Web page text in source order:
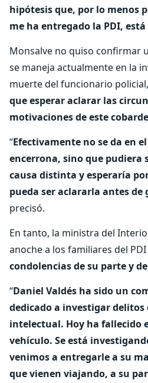
hipótesis que, por lo menos
me ha entregado la PDI,
Monsalve no quiso confirmar
se maneja actualmente en la
muerte del funcionario
que esperar aclarar las
motivaciones de este
“Efectivamente no se da en
encerrona, sino que pudiera
causa distinta y esperaría
pueda ser aclararla antes de
precisó.
En tanto, la ministra del
anoche a los familiares del
condolencias de su parte y
“Daniel Valdés ha sido un
dedicado a investigar delitos
intelectual. Hoy ha fallecido
vehículo. Se está
venimos a entregarle a su
que vienen viajando, a su